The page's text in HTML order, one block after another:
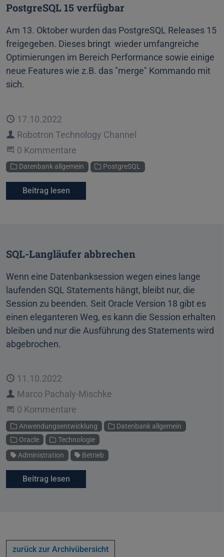
PostgreSQL 15 verfügbar
Am 13. Oktober wurden das PostgreSQL Releases 15
freigegeben. Dieses bringt wieder umfangreiche
Optimierungen im Bereich Performance sowie einige
neue Features wie z.B. das "merge" Kommando mit
sich.
Veröffentlicht
17.10.2022
Autor
Robotron Technology Channel
Beginne eine Unterhaltung
0 Kommentare
Kategorien
Datenbank allgemein PostgreSQL
Beitrag lesen
SQL-Langläufer abbrechen
Wenn eine Datenbanksession wegen eines lange
laufenden SQL Statements hängt, bleibt nur, die
Session zu beenden. Seit Oracle Version 18 gibt es
einen eleganteren Weg, es kann die Session erhalten
bleiben und nur die Ausführung des Statements wird
abgebrochen.
Veröffentlicht
11.10.2022
Autor
Marco Pachaly-Mischke
Beginne eine Unterhaltung
0 Kommentare
Kategorien
Anwendungsentwicklung
Datenbank allgemein
Oracle
Technologie
Schlagworte
Administration Betrieb
Beitrag lesen
zurück zur Archivübersicht